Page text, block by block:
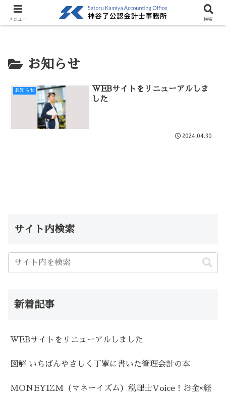
お知らせ
お知らせ
お知らせ
WEBサイトをリニューアルしま
した
2024.04.30
サイト内検索
新着記事
WEBサイトをリニューアルしました
図解 いちばんやさしく丁寧に書いた管理会計の本
MONEYIZM（マネーイズム）税理士Voice！お金×経
メニュー 検索